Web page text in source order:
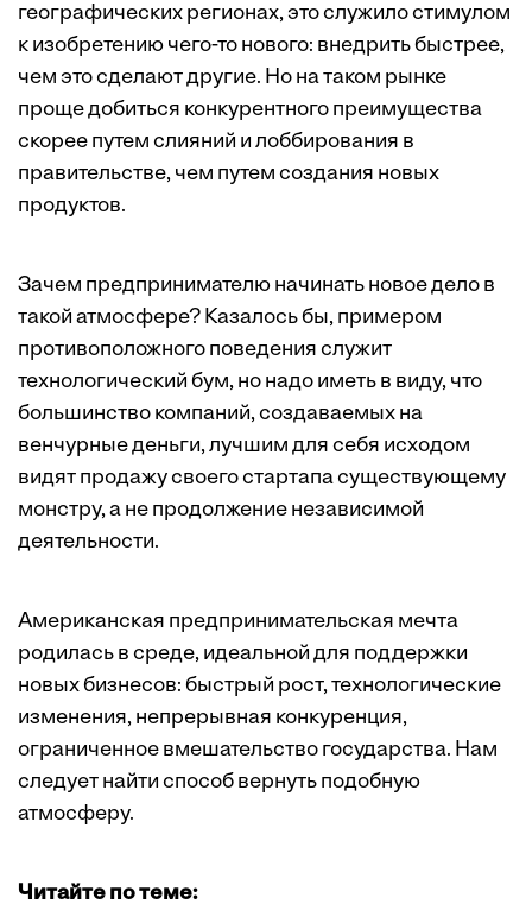
географических регионах, это служило стимулом
к изобретению чего-то нового: внедрить быстрее,
чем это сделают другие. Но на таком рынке
проще добиться конкурентного преимущества
скорее путем слияний и лоббирования в
правительстве, чем путем создания новых
продуктов.
Зачем предпринимателю начинать новое дело в
такой атмосфере? Казалось бы, примером
противоположного поведения служит
технологический бум, но надо иметь в виду, что
большинство компаний, создаваемых на
венчурные деньги, лучшим для себя исходом
видят продажу своего стартапа существующему
монстру, а не продолжение независимой
деятельности.
Американская предпринимательская мечта
родилась в среде, идеальной для поддержки
новых бизнесов: быстрый рост, технологические
изменения, непрерывная конкуренция,
ограниченное вмешательство государства. Нам
следует найти способ вернуть подобную
атмосферу.
Читайте по теме: